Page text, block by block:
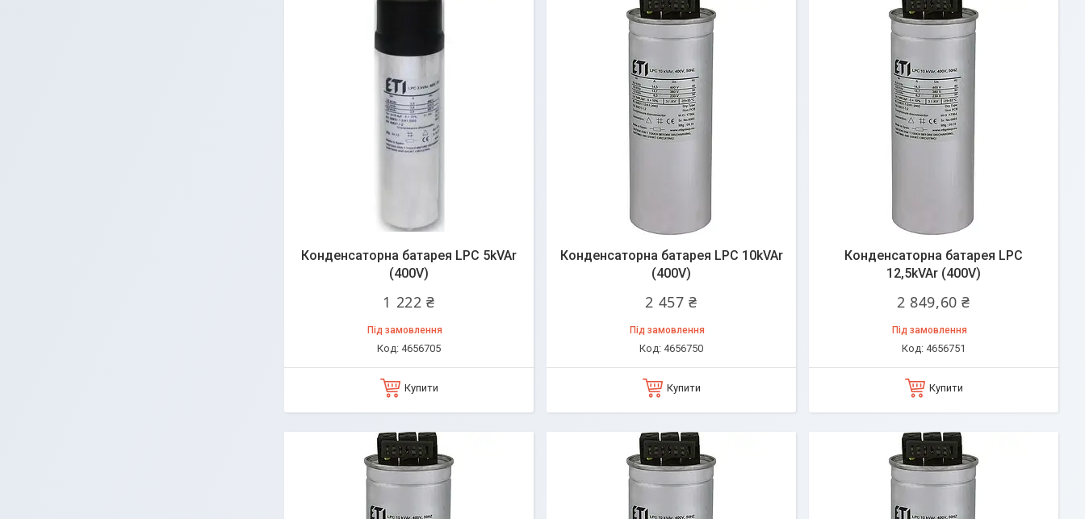
Конденсаторна батарея LPC 5kVAr
(400V)
1 222 ₴
Під замовлення
4656705
Купити
Конденсаторна батарея LPC 10kVAr
(400V)
2 457 ₴
Під замовлення
4656750
Купити
Конденсаторна батарея LPC
12,5kVAr (400V)
2 849,60 ₴
Під замовлення
4656751
Купити